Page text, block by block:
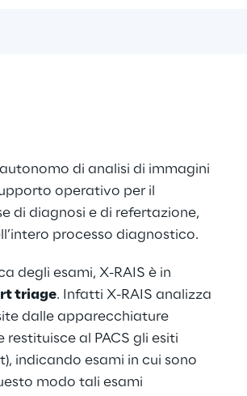
di analisi di immagini
operativo per il
di diagnosi e di refertazione,
processo diagnostico.
degli esami, X-RAIS è in
triage. Infatti X-RAIS analizza
dalle apparecchiature
al PACS gli esiti
indicando esami in cui sono
modo tali esami